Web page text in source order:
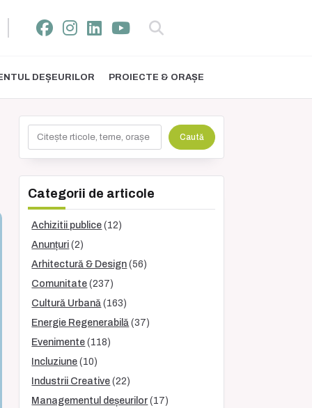
DEȘEURILOR PROIECTE & ORAȘE
Caută
Categorii de articole
Achizitii publice (12)
Anunțuri (2)
Arhitectură & Design (56)
Comunitate (237)
Cultură Urbană (163)
Energie Regenerabilă (37)
Evenimente (118)
Incluziune (10)
Industrii Creative (22)
Managementul deșeurilor (17)